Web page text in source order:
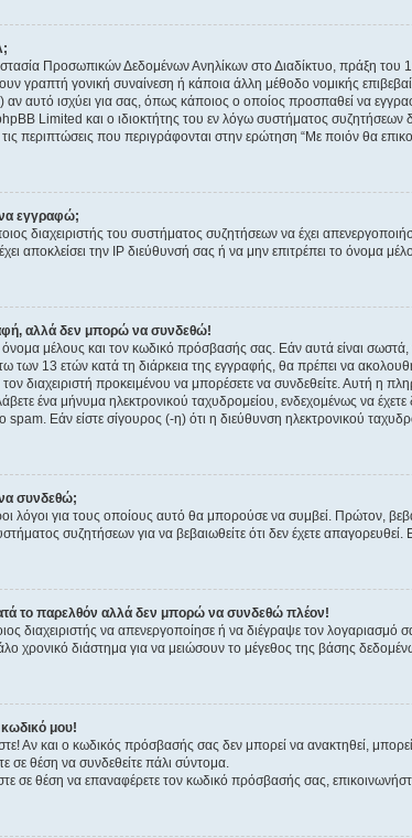
Προσωπικών Δεδομένων Ανηλίκων στο Διαδίκτυο, πράξη του
γραπτή γονική συναίνεση ή κάποια άλλη μέθοδο νομικής
αν αυτό ισχύει για σας, όπως κάποιος ο οποίος προσπαθεί να
Limited και ο ιδιοκτήτης του εν λόγω συστήματος
περιπτώσεις που περιγράφονται στην ερώτηση “Με ποιόν θα
εγγραφώ;
διαχειριστής του συστήματος συζητήσεων να έχει
αποκλείσει την IP διεύθυνσή σας ή να μην επιτρέπει το όνομα
αλλά δεν μπορώ να συνδεθώ!
μέλους και τον κωδικό πρόσβασής σας. Εάν αυτά είναι
των 13 ετών κατά τη διάρκεια της εγγραφής, θα πρέπει να
διαχειριστή προκειμένου να μπορέσετε να συνδεθείτε. Αυτή η
ένα μήνυμα ηλεκτρονικού ταχυδρομείου, ενδεχομένως να
spam. Εάν είστε σίγουρος (-η) ότι η διεύθυνση ηλεκτρονικού
συνδεθώ;
λόγοι για τους οποίους αυτό θα μπορούσε να συμβεί. Πρώτον,
συζητήσεων για να βεβαιωθείτε ότι δεν έχετε απαγορευθεί.
το παρελθόν αλλά δεν μπορώ να συνδεθώ πλέον!
διαχειριστής να απενεργοποίησε ή να διέγραψε τον
χρονικό διάστημα για να μειώσουν το μέγεθος της βάσης
μου!
Αν και ο κωδικός πρόσβασής σας δεν μπορεί να ανακτηθεί,
σε θέση να συνδεθείτε πάλι σύντομα.
σε θέση να επαναφέρετε τον κωδικό πρόσβασής σας,